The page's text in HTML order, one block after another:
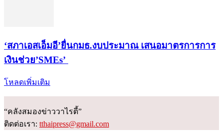
‘สภาเอสเอ็มอี’ยื่นกมธ.งบประมาณ เสนอมาตรการการ
เงินช่วย’SMEs’
โหลดเพิ่มเติม
“คลังสมองข่าววาไรตี้”
ติดต่อเรา: tthaipress@gmail.com